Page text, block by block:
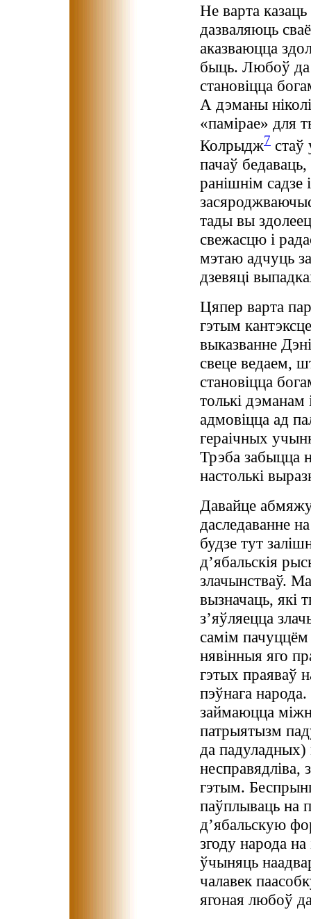
Не варта
дазваляюць
аказваюцца
быць. Любоў да
становіцца
А дэманы
«памірае» для
Колрыдж7
пачаў
ранішнім садзе
тады вы
свежасцю і
мэтаю адчуць
дзевяці
Цяпер варта
гэтым
выказванне
свеце ведаем,
становіцца
толькі
адмовіцца ад
гераічных
Трэба забыцца
настолькі
Давайце
даследаванне
будзе тут
д’ябальскія
злачынстваў.
вызначаць, які
з’яўляецца
самім
нявінныя яго
гэтых праяваў
пэўнага
займаюцца
патрыятызм
да падуладных)
гэтым.
паўплываць на
д’ябальскую
згоду народа
ўчыняць
чалавек
ягоная любоў